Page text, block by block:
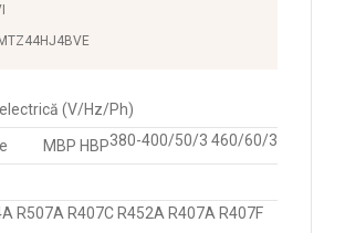
(V/Hz/Ph)
380-400/50/3 460/60/3
MBP HBP
R507A R407C R452A R407A R407F